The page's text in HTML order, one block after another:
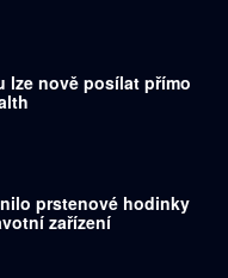
lze nově posílat přímo
prstenové hodinky
zařízení